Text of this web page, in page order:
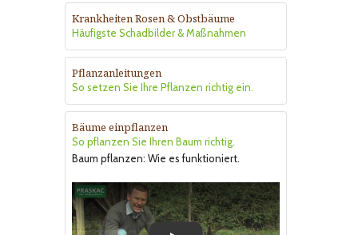
Krankheiten Rosen & Obstbäume
Häufigste Schadbilder & Maßnahmen
Pflanzanleitungen
So setzen Sie Ihre Pflanzen richtig ein.
Bäume einpflanzen
So pflanzen Sie Ihren Baum richtig.
Baum pflanzen: Wie es funktioniert.